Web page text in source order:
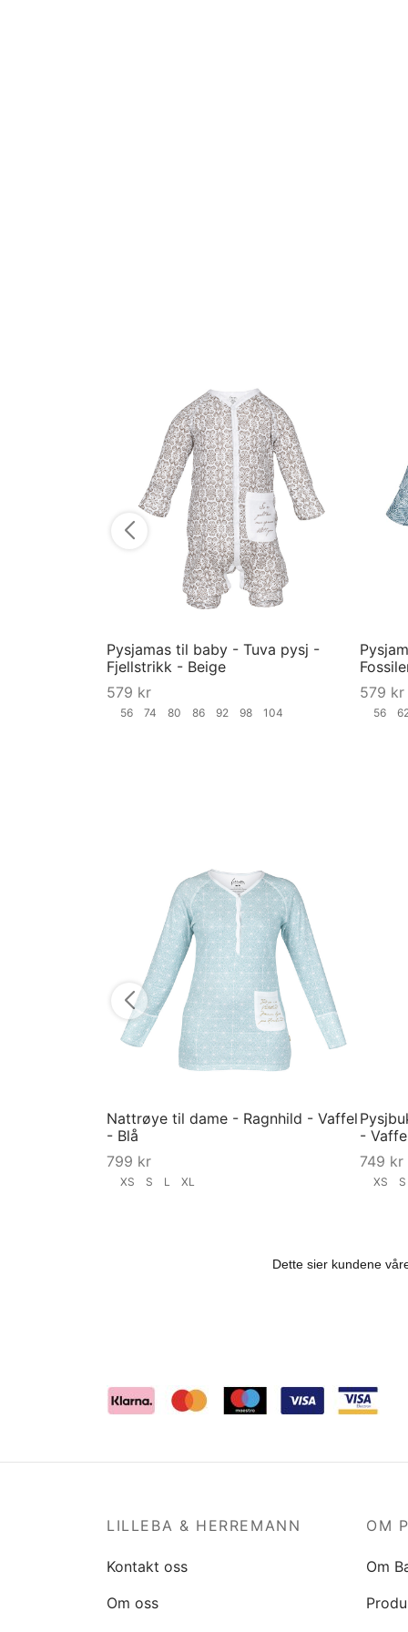
Pysjamas til baby - Tuva pysj -
Fjellstrikk - Beige
579 kr
56 74 80 86 92 98 104
579 kr
56
Nattrøye til dame - Ragnhild - Vaffel
- Blå
799 kr
XS S L XL
-
749 kr
XS
LILLEBA & HERREMANN
Kontakt oss
Om oss
OM
Om